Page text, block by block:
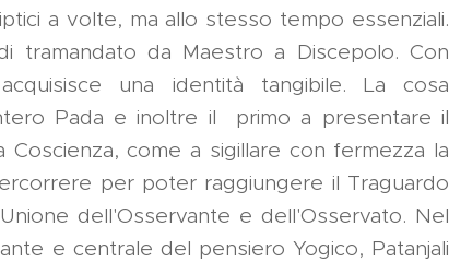
a volte, ma allo stesso tempo essenziali.
tramandato da Maestro a Discepolo. Con
una identità tangibile. La cosa
Pada e inoltre il primo a presentare il
come a sigillare con fermezza la
per poter raggiungere il Traguardo
dell'Osservante e dell'Osservato. Nel
e centrale del pensiero Yogico, Patanjali